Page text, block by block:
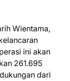
Wientama,
ini akan
261.695
dari